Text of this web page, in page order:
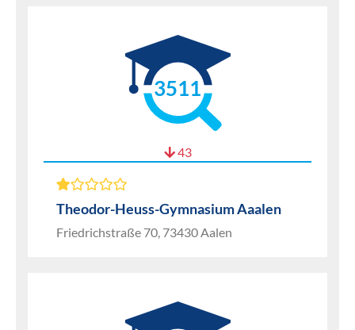
3511
43
Theodor-Heuss-Gymnasium Aaalen
Friedrichstraße 70, 73430 Aalen